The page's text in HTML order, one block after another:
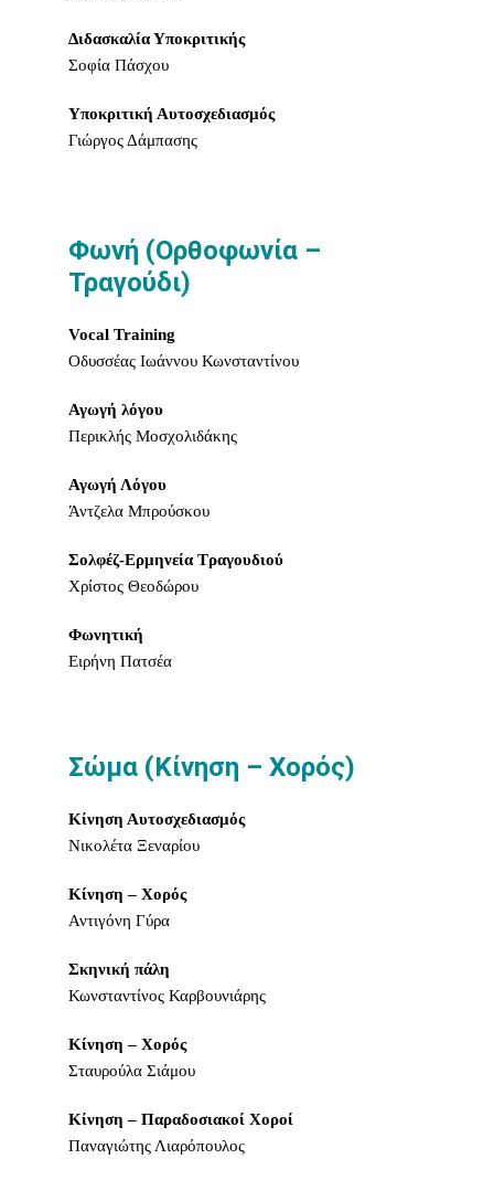
Διδασκαλία Υποκριτικής
Σοφία Πάσχου
Υποκριτική Αυτοσχεδιασμός
Γιώργος Δάμπασης
Φωνή (Ορθοφωνία –
Τραγούδι)
Vocal Training
Οδυσσέας Ιωάννου Κωνσταντίνου
Αγωγή λόγου
Περικλής Μοσχολιδάκης
Αγωγή Λόγου
Άντζελα Μπρούσκου
Σολφέζ-Ερμηνεία Τραγουδιού
Χρίστος Θεοδώρου
Φωνητική
Ειρήνη Πατσέα
Σώμα (Κίνηση – Χορός)
Κίνηση Αυτοσχεδιασμός
Νικολέτα Ξεναρίου
Κίνηση – Χορός
Αντιγόνη Γύρα
Σκηνική πάλη
Κωνσταντίνος Καρβουνιάρης
Κίνηση – Χορός
Σταυρούλα Σιάμου
Κίνηση – Παραδοσιακοί Χοροί
Παναγιώτης Λιαρόπουλος